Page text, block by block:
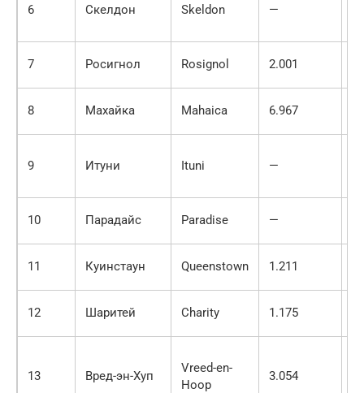
6 Скелдон Skeldon —
7 Росигнол Rosignol 2.001
8 Махайка Mahaica 6.967
9 Итуни Ituni —
10 Парадайс Paradise —
11 Куинстаун Queenstown 1.211
12 Шаритей Charity 1.175
13 Вред-эн-Хуп
Vreed-en-
Hoop
3.054